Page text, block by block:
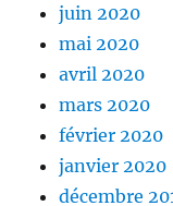
juin 2020
mai 2020
avril 2020
mars 2020
février 2020
janvier 2020
décembre